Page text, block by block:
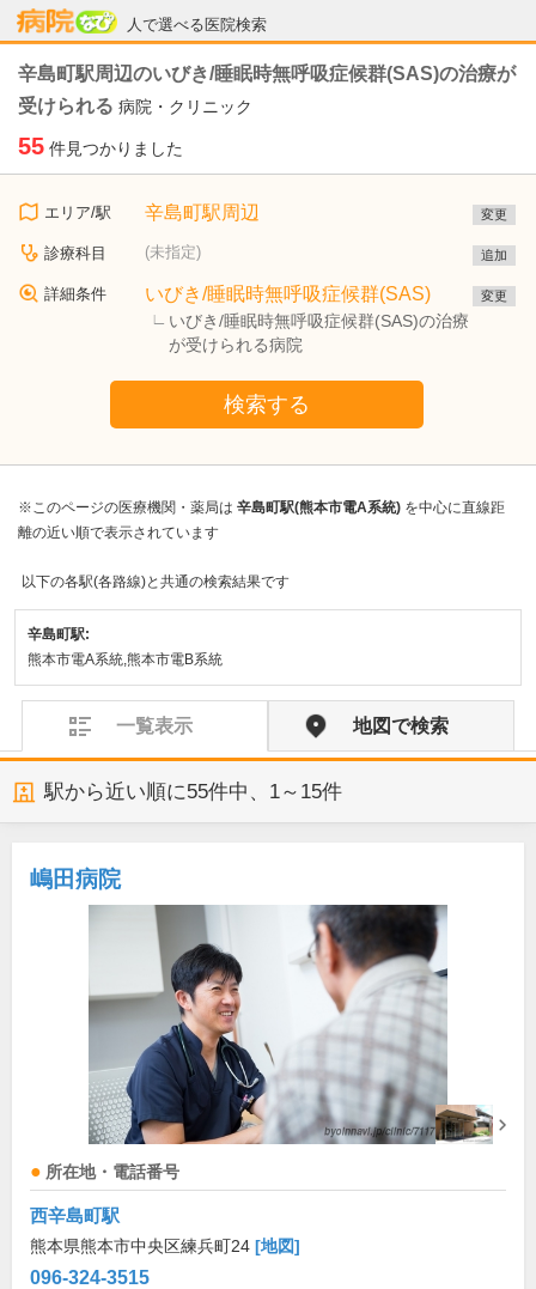
人で選べる医院検索
病院なび
辛島町駅周辺のいびき/睡眠時無呼吸症候群(SAS)の治療が
受けられる 病院・クリニック
55 件見つかりました
エリア/駅 辛島町駅周辺 変更
診療科目 (未指定) 追加
詳細条件 いびき/睡眠時無呼吸症候群(SAS)
いびき/睡眠時無呼吸症候群(SAS)の治療
が受けられる病院
変更
検索する
※このページの医療機関・薬局は 辛島町駅(熊本市電A系統) を中心に直線距
離の近い順で表示されています
以下の各駅(各路線)と共通の検索結果です
辛島町駅:
熊本市電A系統,熊本市電B系統
一覧表示 地図で検索
駅から近い順に55件中、 1～15件
嶋田病院
所在地・電話番号
西辛島町駅
熊本県熊本市中央区練兵町24 [地図]
096-324-3515